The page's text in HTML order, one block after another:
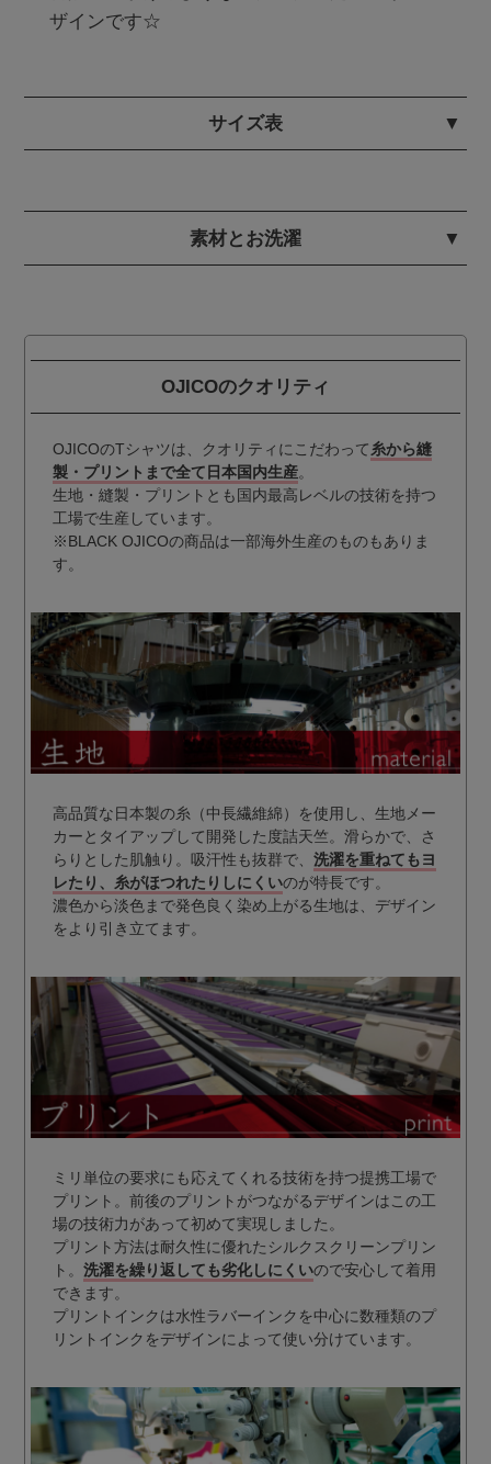
サイズ表
素材とお洗濯
OJICOのクオリティ
OJICOのTシャツは、クオリティにこだわって 糸から縫
製・プリントまで全て日本国内生産。
生地・縫製・プリントとも国内最高レベルの技術を持つ
工場で生産しています。
※BLACK OJICOの商品は一部海外生産のものもありま
す。
高品質な日本製の糸（中長繊維綿）を使用し、生地メー
カーとタイアップして開発した度詰天竺。滑らかで、さ
らりとした肌触り。吸汗性も抜群で、 洗濯を重ねてもヨ
レたり、糸がほつれたりしにくいのが特長です。
濃色から淡色まで発色良く染め上がる生地は、デザイン
をより引き立てます。
ミリ単位の要求にも応えてくれる技術を持つ提携工場で
プリント。前後のプリントがつながるデザインはこの工
場の技術力があって初めて実現しました。
プリント方法は耐久性に優れたシルクスクリーンプリン
ト。 洗濯を繰り返しても劣化しにくいので安心して着用
できます。
プリントインクは水性ラバーインクを中心に数種類のプ
リントインクをデザインによって使い分けています。